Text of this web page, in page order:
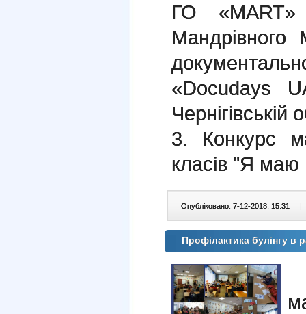
ГО
Мандрівного
«Docudays
Чернігівській
3. Конкурс
класів "Я маю
Опубліковано: 7-12-2018, 15:31 |
Профілактика булінгу